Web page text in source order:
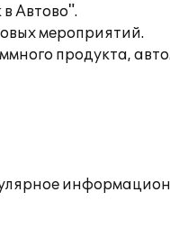
Автово".
мероприятий.
продукта,